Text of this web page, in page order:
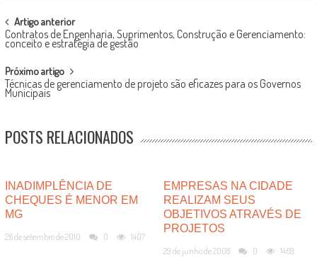
POST
NAVIGATION
Artigo anterior
Contratos de Engenharia, Suprimentos, Construção e Gerenciamento:
conceito e estratégia de gestão
Próximo artigo
Técnicas de gerenciamento de projeto são eficazes para os Governos
Municipais
POSTS RELACIONADOS
INADIMPLÊNCIA DE
CHEQUES É MENOR EM
MG
26 de setembro de 2010 0 1407
EMPRESAS NA CIDADE
REALIZAM SEUS
OBJETIVOS ATRAVÉS DE
PROJETOS
29 de junho de 2008 0 1469